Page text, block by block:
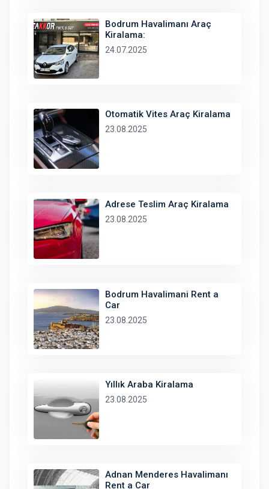
Bodrum Havalimanı Araç
Kiralama:
24.07.2025
Otomatik Vites Araç Kiralama
23.08.2025
Adrese Teslim Araç Kiralama
23.08.2025
Bodrum Havalimani Rent a
Car
23.08.2025
Yıllık Araba Kiralama
23.08.2025
Adnan Menderes Havalimanı
Rent a Car